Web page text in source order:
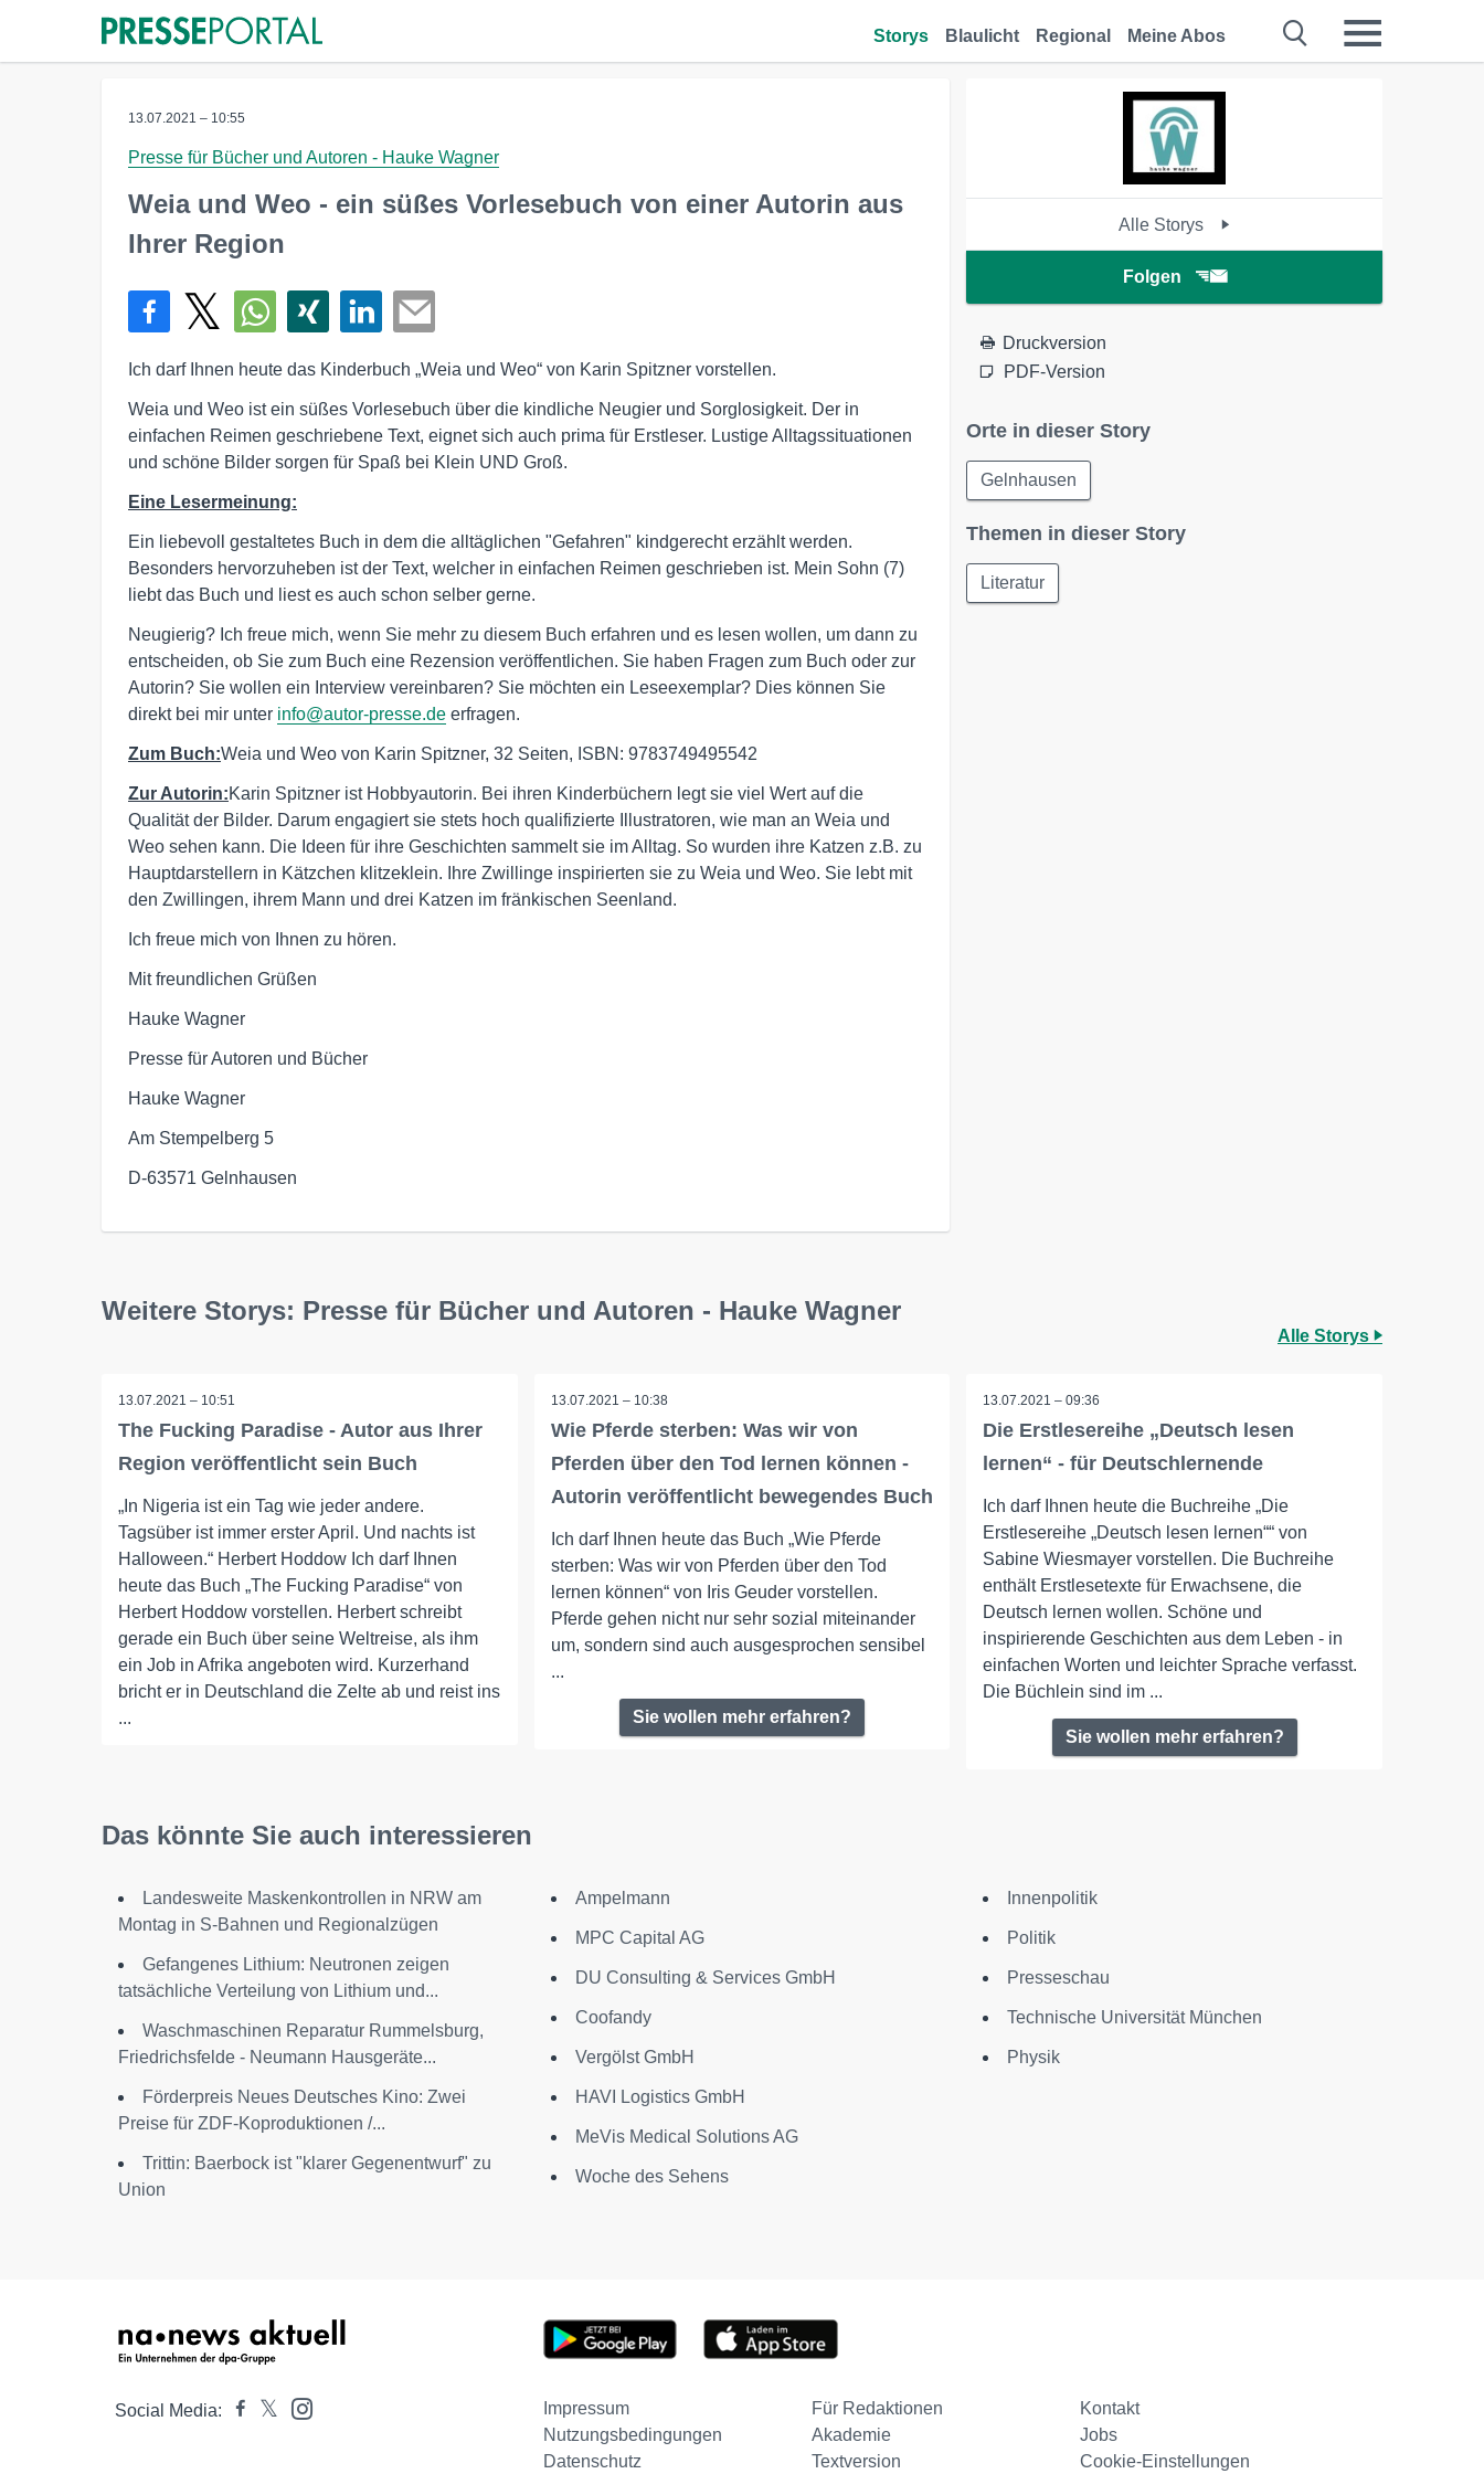
Storys Blaulicht Regional Meine Abos
13.07.2021 – 10:55
Presse für Bücher und Autoren - Hauke Wagner
Weia und Weo - ein süßes Vorlesebuch von einer Autorin aus
Ihrer Region
Ich darf Ihnen heute das Kinderbuch „Weia und Weo“ von Karin Spitzner vorstellen.
Weia und Weo ist ein süßes Vorlesebuch über die kindliche Neugier und Sorglosigkeit. Der in
einfachen Reimen geschriebene Text, eignet sich auch prima für Erstleser. Lustige Alltagssituationen
und schöne Bilder sorgen für Spaß bei Klein UND Groß.
Eine Lesermeinung:
Ein liebevoll gestaltetes Buch in dem die alltäglichen "Gefahren" kindgerecht erzählt werden.
Besonders hervorzuheben ist der Text, welcher in einfachen Reimen geschrieben ist. Mein Sohn (7)
liebt das Buch und liest es auch schon selber gerne.
Neugierig? Ich freue mich, wenn Sie mehr zu diesem Buch erfahren und es lesen wollen, um dann zu
entscheiden, ob Sie zum Buch eine Rezension veröffentlichen. Sie haben Fragen zum Buch oder zur
Autorin? Sie wollen ein Interview vereinbaren? Sie möchten ein Leseexemplar? Dies können Sie
direkt bei mir unter info@autor-presse.de erfragen.
Zum Buch:Weia und Weo von Karin Spitzner, 32 Seiten, ISBN: 9783749495542
Zur Autorin:Karin Spitzner ist Hobbyautorin. Bei ihren Kinderbüchern legt sie viel Wert auf die
Qualität der Bilder. Darum engagiert sie stets hoch qualifizierte Illustratoren, wie man an Weia und
Weo sehen kann. Die Ideen für ihre Geschichten sammelt sie im Alltag. So wurden ihre Katzen z.B. zu
Hauptdarstellern in Kätzchen klitzeklein. Ihre Zwillinge inspirierten sie zu Weia und Weo. Sie lebt mit
den Zwillingen, ihrem Mann und drei Katzen im fränkischen Seenland.
Ich freue mich von Ihnen zu hören.
Mit freundlichen Grüßen
Hauke Wagner
Presse für Autoren und Bücher
Hauke Wagner
Am Stempelberg 5
D-63571 Gelnhausen
Alle Storys
Folgen
Druckversion
PDF-Version
Orte in dieser Story
Gelnhausen
Themen in dieser Story
Literatur
Weitere Storys: Presse für Bücher und Autoren - Hauke Wagner
Alle Storys
13.07.2021 – 10:51
The Fucking Paradise - Autor aus Ihrer
Region veröffentlicht sein Buch
„In Nigeria ist ein Tag wie jeder andere.
Tagsüber ist immer erster April. Und nachts ist
Halloween.“ Herbert Hoddow Ich darf Ihnen
heute das Buch „The Fucking Paradise“ von
Herbert Hoddow vorstellen. Herbert schreibt
gerade ein Buch über seine Weltreise, als ihm
ein Job in Afrika angeboten wird. Kurzerhand
bricht er in Deutschland die Zelte ab und reist ins
...
13.07.2021 – 10:38
Wie Pferde sterben: Was wir von
Pferden über den Tod lernen können -
Autorin veröffentlicht bewegendes Buch
Ich darf Ihnen heute das Buch „Wie Pferde
sterben: Was wir von Pferden über den Tod
lernen können“ von Iris Geuder vorstellen.
Pferde gehen nicht nur sehr sozial miteinander
um, sondern sind auch ausgesprochen sensibel
...
Sie wollen mehr erfahren?
13.07.2021 – 09:36
Die Erstlesereihe „Deutsch lesen
lernen“ - für Deutschlernende
Ich darf Ihnen heute die Buchreihe „Die
Erstlesereihe „Deutsch lesen lernen““ von
Sabine Wiesmayer vorstellen. Die Buchreihe
enthält Erstlesetexte für Erwachsene, die
Deutsch lernen wollen. Schöne und
inspirierende Geschichten aus dem Leben - in
einfachen Worten und leichter Sprache verfasst.
Die Büchlein sind im ...
Sie wollen mehr erfahren?
Das könnte Sie auch interessieren
Landesweite Maskenkontrollen in NRW am
Montag in S-Bahnen und Regionalzügen
Gefangenes Lithium: Neutronen zeigen
tatsächliche Verteilung von Lithium und...
Waschmaschinen Reparatur Rummelsburg,
Friedrichsfelde - Neumann Hausgeräte...
Förderpreis Neues Deutsches Kino: Zwei
Preise für ZDF-Koproduktionen /...
Trittin: Baerbock ist "klarer Gegenentwurf" zu
Union
Ampelmann
MPC Capital AG
DU Consulting & Services GmbH
Coofandy
Vergölst GmbH
HAVI Logistics GmbH
MeVis Medical Solutions AG
Woche des Sehens
Innenpolitik
Politik
Presseschau
Technische Universität München
Physik
Social Media: Impressum Für Redaktionen
Kontakt
Nutzungsbedingungen
Akademie
Jobs
Datenschutz
Textversion Cookie-Einstellungen